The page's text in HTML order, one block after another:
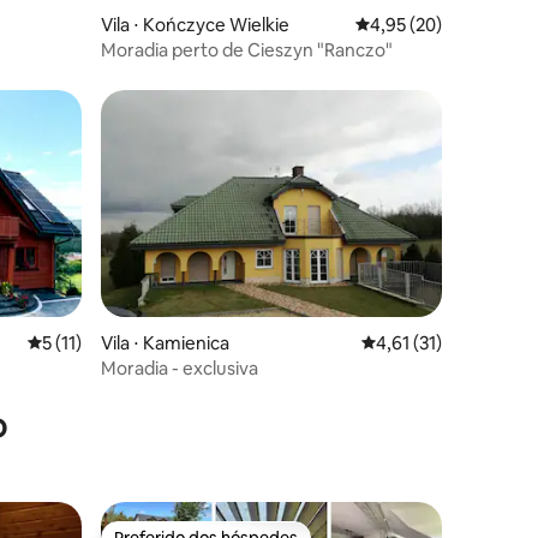
Vila ⋅ Kończyce Wielkie 4,95 de uma
4,95 (20)
Moradia perto de Cieszyn "Ranczo"
5 de uma avaliação média de 5, 11 avaliações
5 (11)
Vila ⋅ Kamienica 4,61 de uma
4,61 (31)
Moradia - exclusiva